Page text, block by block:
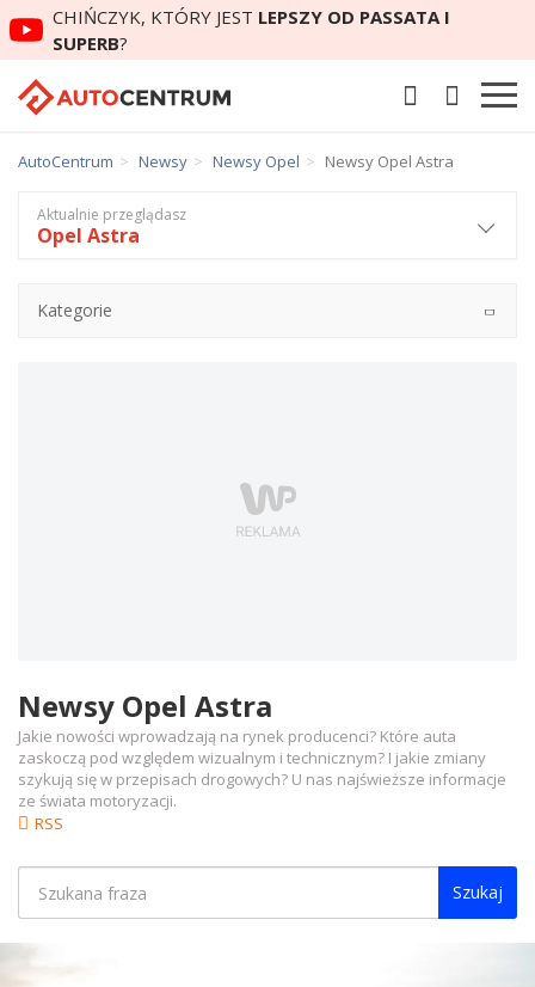
CHIŃCZYK, KTÓRY JEST LEPSZY OD PASSATA I
SUPERB?
AutoCentrum Newsy Newsy Opel Newsy Opel Astra
Newsy Opel Astra
RSS
Jakie nowości wprowadzają na rynek producenci? Które auta
zaskoczą pod względem wizualnym i technicznym? I jakie zmiany
szykują się w przepisach drogowych? U nas najświeższe informacje
ze świata motoryzacji.
Szukaj
Aktualnie przeglądasz
Opel Astra
Kategorie